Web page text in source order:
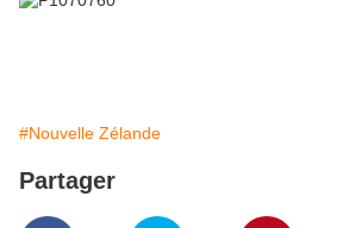
#Nouvelle Zélande
Partager